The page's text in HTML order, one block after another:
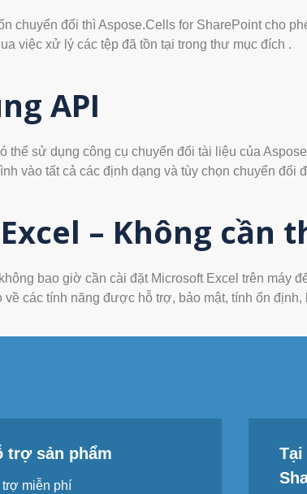
chuyển đổi thì Aspose.Cells for SharePoint cho
việc xử lý các tệp đã tồn tại trong thư mục đích .
API
sử dụng công cụ chuyển đổi tài liệu của
vào tất cả các định dạng và tùy chọn chuyển đổi
– Không cần
bao giờ cần cài đặt Microsoft Excel trên máy
các tính năng được hỗ trợ, bảo mật, tính ổn
trợ sản phẩm
trợ miễn phí